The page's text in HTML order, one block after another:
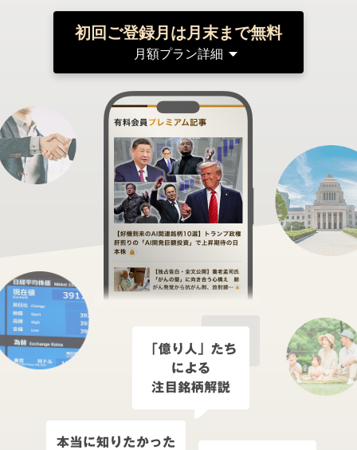
初回ご登録月は月末まで無料
月額プラン詳細